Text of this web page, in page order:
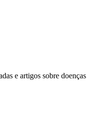
e artigos sobre doenças